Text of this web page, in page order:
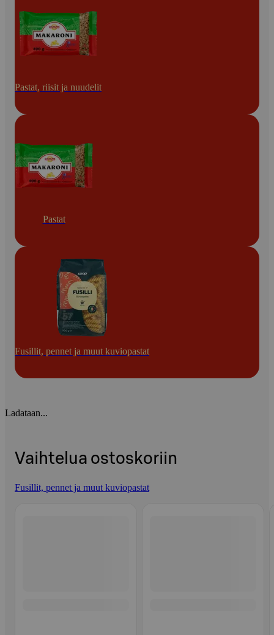
Pastat, riisit ja nuudelit
Pastat
Fusillit, pennet ja muut kuviopastat
Ladataan...
Vaihtelua ostoskoriin
Fusillit, pennet ja muut kuviopastat